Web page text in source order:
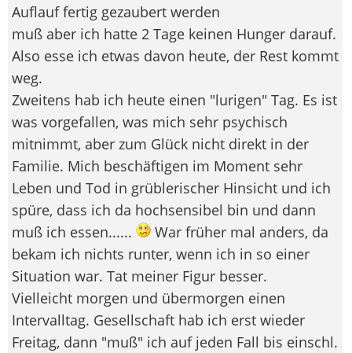
Auflauf fertig gezaubert werden
muß aber ich hatte 2 Tage keinen Hunger darauf.
Also esse ich etwas davon heute, der Rest kommt
weg.
Zweitens hab ich heute einen "lurigen" Tag. Es ist
was vorgefallen, was mich sehr psychisch
mitnimmt, aber zum Glück nicht direkt in der
Familie. Mich beschäftigen im Moment sehr
Leben und Tod in grüblerischer Hinsicht und ich
spüre, dass ich da hochsensibel bin und dann
muß ich essen......
War früher mal anders, da
bekam ich nichts runter, wenn ich in so einer
Situation war. Tat meiner Figur besser.
Vielleicht morgen und übermorgen einen
Intervalltag. Gesellschaft hab ich erst wieder
Freitag, dann "muß" ich auf jeden Fall bis einschl.